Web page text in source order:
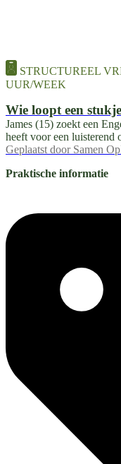
STRUCTUREEL
UUR/WEEK
Wie loopt een
James (15) zoekt een
heeft voor een luisterend
Geplaatst door Samen
Praktische informatie